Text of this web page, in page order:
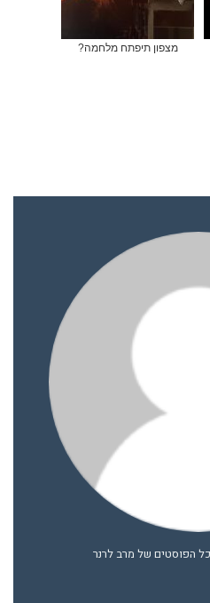
מצפון תיפתח מלחמה?
הפוסטים של מרב לרנר